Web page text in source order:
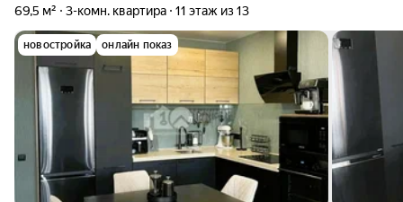
69,5 м² 3-комн. квартира 11 этаж из 13
новостройка онлайн показ